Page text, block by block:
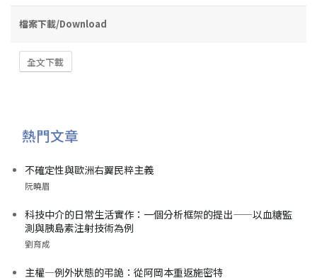
檔案下載/Download
全文下載
熱門文章
不確定性與歐洲右翼民粹主義
阮曉眉
科技中介的日常生活實作：一個分析框架的提出——以血糖監
測與胰島素注射技術為例
劉育成
主權—例外狀態的弔詭：從阿岡本重返施密特